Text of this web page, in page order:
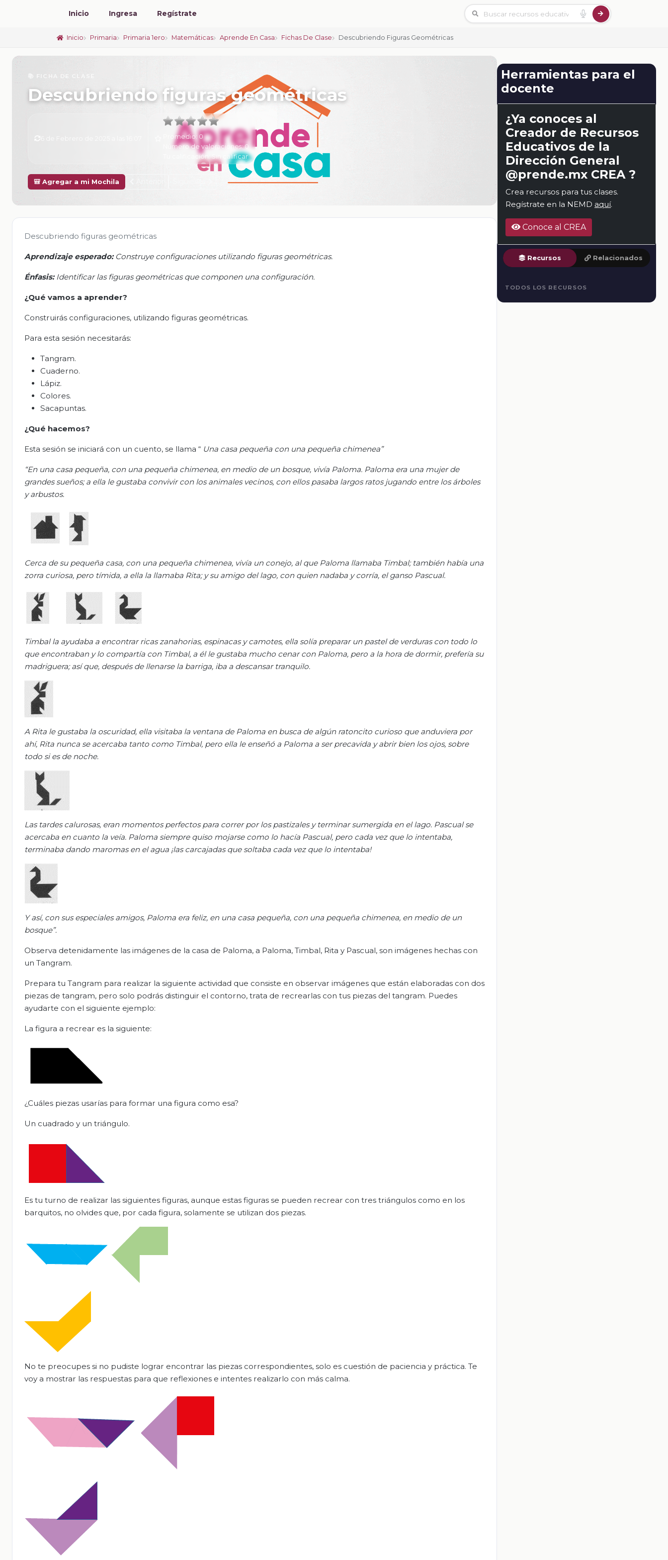
Inicio Ingresa Regístrate
Inicio Primaria Primaria 1ero Matemáticas Aprende En Casa Fichas De Clase Descubriendo Figuras Geométricas
📚 FICHA DE CLASE
Descubriendo figuras geométricas
Promedio: 0
Número de valoraciones:0
Tu calificación:Sin calificar
🎒 Agregar a mi Mochila
Descubriendo figuras geométricas
Aprendizaje esperado: Construye configuraciones utilizando figuras geométricas.
Énfasis:Identificar las figuras geométricas que componen una configuración.
¿Qué vamos a aprender?
Construirás configuraciones, utilizando figuras geométricas.
Para esta sesión necesitarás:
Tangram.
Cuaderno.
Lápiz.
Colores.
Sacapuntas.
¿Qué hacemos?
Esta sesión se iniciará con un cuento, se llama “ Una casa pequeña con una pequeña chimenea”
“En una casa pequeña, con una pequeña chimenea, en medio de un bosque, vivía Paloma. Paloma era una mujer de
grandes sueños; a ella le gustaba convivir con los animales vecinos, con ellos pasaba largos ratos jugando entre los árboles
y arbustos.
Cerca de su pequeña casa, con una pequeña chimenea, vivía un conejo, al que Paloma llamaba Timbal; también había una
zorra curiosa, pero tímida, a ella la llamaba Rita; y su amigo del lago, con quien nadaba y corría, el ganso Pascual.
Timbal la ayudaba a encontrar ricas zanahorias, espinacas y camotes, ella solía preparar un pastel de verduras con todo lo
que encontraban y lo compartía con Timbal, a él le gustaba mucho cenar con Paloma, pero a la hora de dormir, prefería su
madriguera; así que, después de llenarse la barriga, iba a descansar tranquilo.
A Rita le gustaba la oscuridad, ella visitaba la ventana de Paloma en busca de algún ratoncito curioso que anduviera por
ahí, Rita nunca se acercaba tanto como Timbal, pero ella le enseñó a Paloma a ser precavida y abrir bien los ojos, sobre
todo si es de noche.
Las tardes calurosas, eran momentos perfectos para correr por los pastizales y terminar sumergida en el lago. Pascual se
acercaba en cuanto la veía. Paloma siempre quiso mojarse como lo hacía Pascual, pero cada vez que lo intentaba,
terminaba dando maromas en el agua ¡las carcajadas que soltaba cada vez que lo intentaba!
Y así, con sus especiales amigos, Paloma era feliz, en una casa pequeña, con una pequeña chimenea, en medio de un
bosque”.
Observa detenidamente las imágenes de la casa de Paloma, a Paloma, Timbal, Rita y Pascual, son imágenes hechas con
un Tangram.
Prepara tu Tangram para realizar la siguiente actividad que consiste en observar imágenes que están elaboradas con dos
piezas de tangram, pero solo podrás distinguir el contorno, trata de recrearlas con tus piezas del tangram. Puedes
ayudarte con el siguiente ejemplo:
La figura a recrear es la siguiente:
¿Cuáles piezas usarías para formar una figura como esa?
Un cuadrado y un triángulo.
Es tu turno de realizar las siguientes figuras, aunque estas figuras se pueden recrear con tres triángulos como en los
barquitos, no olvides que, por cada figura, solamente se utilizan dos piezas.
No te preocupes si no pudiste lograr encontrar las piezas correspondientes, solo es cuestión de paciencia y práctica. Te
voy a mostrar las respuestas para que reflexiones e intentes realizarlo con más calma.
Herramientas para el
docente
¿Ya conoces al
Creador de Recursos
Educativos de la
Dirección General
@prende.mx CREA ?
Crea recursos para tus clases.
Regístrate en la NEMD aquí.
Conoce al CREA
Recursos Relacionados
TODOS LOS RECURSOS